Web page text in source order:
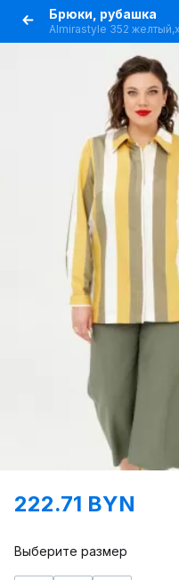
Брюки, рубашка
Almirastyle 352
222.71 BYN
Выберите размер